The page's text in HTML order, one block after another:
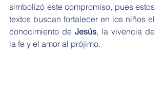
simbolizó este compromiso, pues estos
textos buscan fortalecer en los niños el
conocimiento de Jesús, la vivencia de
la fe y el amor al prójimo.